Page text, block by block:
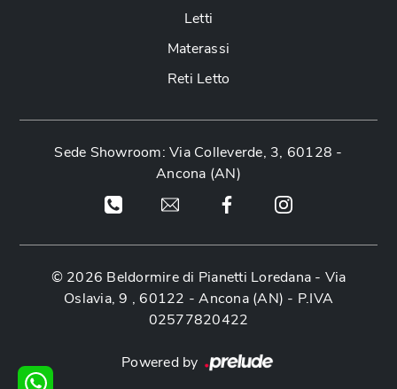
Letti
Materassi
Reti Letto
Sede Showroom: Via Colleverde, 3, 60128 -
Ancona (AN)
© 2026 Beldormire di Pianetti Loredana - Via
Oslavia, 9 , 60122 - Ancona (AN) - P.IVA
02577820422
Powered by